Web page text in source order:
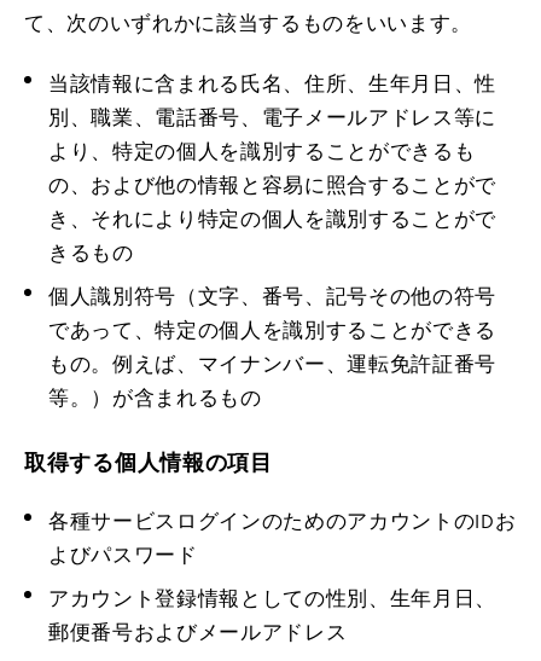
て、次のいずれかに該当するものをいいます。
当該情報に含まれる氏名、住所、生年月日、性
別、職業、電話番号、電子メールアドレス等に
より、特定の個人を識別することができるも
の、および他の情報と容易に照合することがで
き、それにより特定の個人を識別することがで
きるもの
個人識別符号（文字、番号、記号その他の符号
であって、特定の個人を識別することができる
もの。例えば、マイナンバー、運転免許証番号
等。）が含まれるもの
取得する個人情報の項目
各種サービスログインのためのアカウントのIDお
よびパスワード
アカウント登録情報としての性別、生年月日、
郵便番号およびメールアドレス